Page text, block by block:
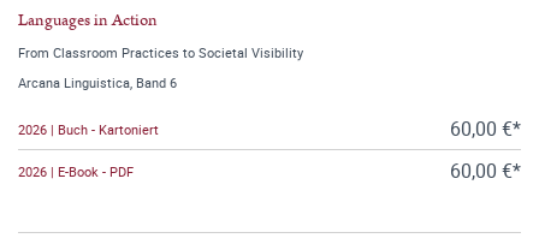
Languages in Action
From Classroom Practices to Societal Visibility
Arcana Linguistica, Band 6
2026 | Buch - Kartoniert 60,00 €*
2026 | E-Book - PDF 60,00 €*